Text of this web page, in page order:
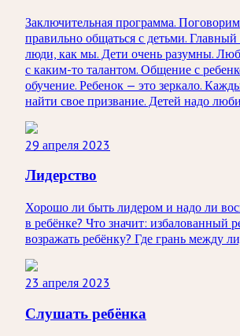
Заключительная программа.
правильно общаться с детьми.
люди, как мы. Дети очень разумны.
с каким-то талантом. Общение с
обучение. Ребенок — это зеркало.
найти свое призвание. Детей надо
29 апреля 2023
Лидерство
Хорошо ли быть лидером и надо ли
в ребёнке? Что значит: избалованный
возражать ребёнку? Где грань между
23 апреля 2023
Слушать ребёнка